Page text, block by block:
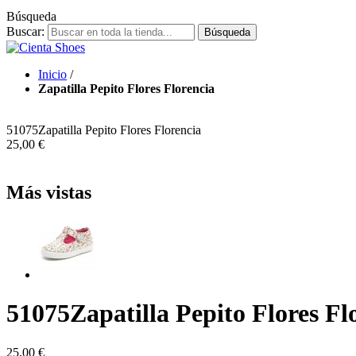
Búsqueda
Buscar:
Búsqueda
Inicio /
Zapatilla Pepito Flores Florencia
51075Zapatilla Pepito Flores Florencia
25,00 €
Más vistas
51075Zapatilla Pepito Flores
25,00 €